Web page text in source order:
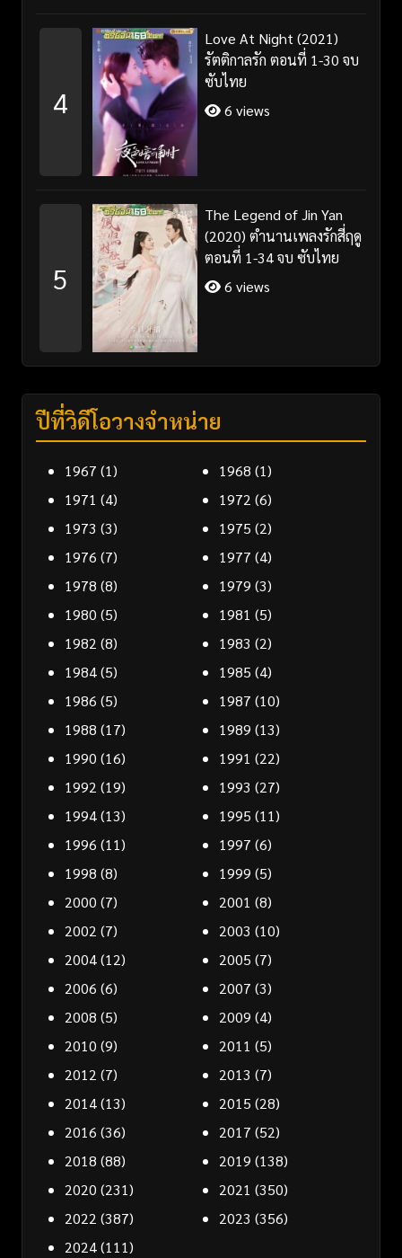
4
Love At Night (2021)
รัตติกาลรัก ตอนที่ 1-30 จบ
ซับไทย
6 views
5
The Legend of Jin Yan
(2020) ตำนานเพลงรักสี่ฤดู
ตอนที่ 1-34 จบ ซับไทย
6 views
ปีที่วิดีโอวางจำหน่าย
1967 (1) 1968 (1)
1971 (4) 1972 (6)
1973 (3) 1975 (2)
1976 (7) 1977 (4)
1978 (8) 1979 (3)
1980 (5) 1981 (5)
1982 (8) 1983 (2)
1984(5) 1985 (4)
1986 (5) 1987 (10)
1988 (17) 1989 (13)
1990 (16) 1991 (22)
1992 (19) 1993 (27)
1994(13) 1995 (11)
1996 (11) 1997 (6)
1998 (8) 1999 (5)
2000 (7) 2001 (8)
2002 (7) 2003 (10)
2004(12) 2005 (7)
2006 (6) 2007 (3)
2008 (5) 2009 (4)
2010 (9) 2011 (5)
2012 (7) 2013 (7)
2014(13) 2015 (28)
2016 (36) 2017 (52)
2018 (88) 2019 (138)
2020 (231) 2021 (350)
2022 (387) 2023 (356)
2024(111)